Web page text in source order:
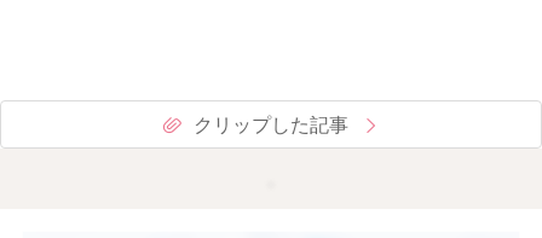
クリップした記事